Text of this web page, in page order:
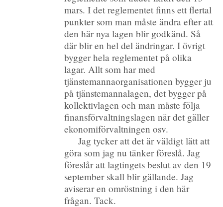
mars. I det reglementet finns ett flertal
punkter som man måste ändra efter att
den här nya lagen blir godkänd. Så
där blir en hel del ändringar. I övrigt
bygger hela reglementet på olika
lagar. Allt som har med
tjänstemannaorganisationen bygger ju
på tjänstemannalagen, det bygger på
kollektivlagen och man måste följa
finansförvaltningslagen när det gäller
ekonomiförvaltningen osv.
Jag tycker att det är väldigt lätt att
göra som jag nu tänker föreslå. Jag
föreslår att lagtingets beslut av den 19
september skall blir gällande. Jag
aviserar en omröstning i den här
frågan. Tack.